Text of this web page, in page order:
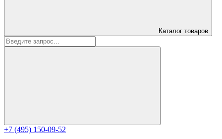
Каталог товаров
+7 (495) 150-09-52